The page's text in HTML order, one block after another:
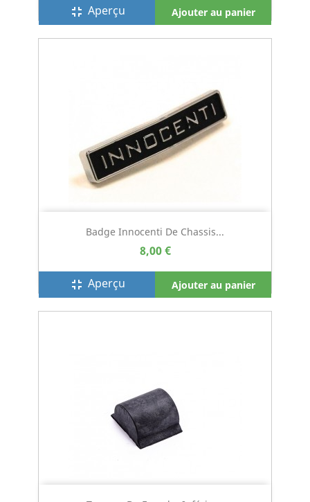
fullscreen_exit Aperçu Ajouter au panier
Badge Innocenti De Chassis...
8,00 €
fullscreen_exit Aperçu Ajouter au panier